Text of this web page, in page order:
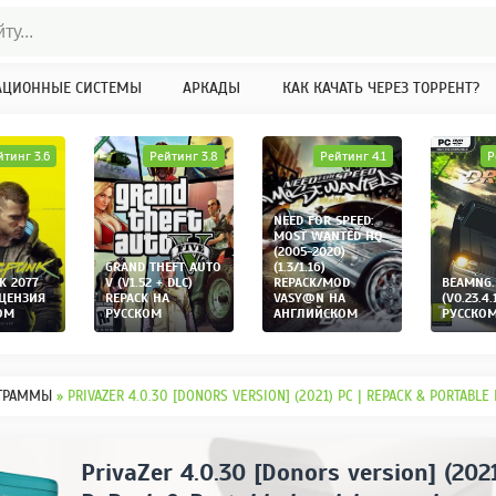
СИСТЕМЫ АРКАДЫ КАК КАЧАТЬ ЧЕРЕЗ ТОРРЕНТ?
2077
3.6
GRAND THEFT AUTO
V (V1.52 + DLC)
REPACK НА
РУССКОМ
Рейтинг 3.8
NEED FOR SPEED:
MOST WANTED HQ
(2005-2020)
(1.3/1.16)
REPACK/MOD
VASY@N НА
АНГЛИЙСКОМ
Рейтинг 4.1
» PRIVAZER 4.0.30 [DONORS VERSION] (2021) РС | REPACK & PORTABLE
PrivaZer 4.0.30 [Donors version]